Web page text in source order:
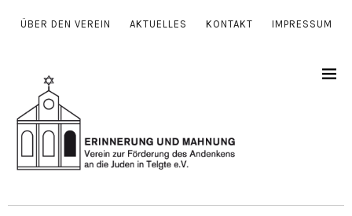
ÜBER DEN VEREIN AKTUELLES KONTAKT IMPRESSUM